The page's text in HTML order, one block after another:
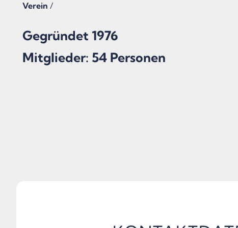
Verein /
Gegründet 1976
Mitglieder: 54 Personen